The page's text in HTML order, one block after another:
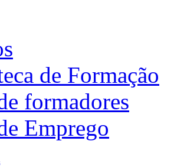
de Formação
formadores
Emprego